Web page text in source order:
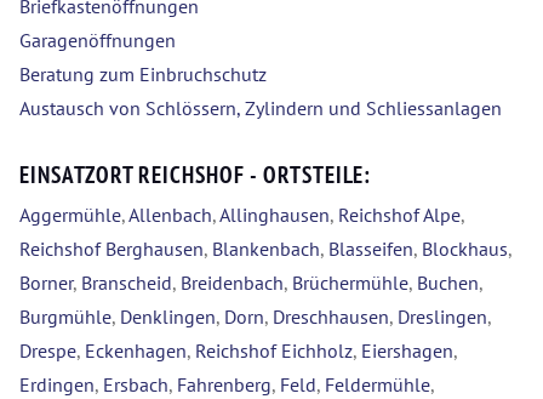
Briefkastenöffnungen
Garagenöffnungen
Beratung zum Einbruchschutz
Austausch von Schlössern, Zylindern und Schliessanlagen
EINSATZORT REICHSHOF - ORTSTEILE:
Aggermühle,Allenbach,Allinghausen, Reichshof Alpe,
Reichshof Berghausen, Blankenbach, Blasseifen, Blockhaus,
Borner, Branscheid, Breidenbach, Brüchermühle, Buchen,
Burgmühle, Denklingen, Dorn, Dreschhausen, Dreslingen,
Drespe, Eckenhagen, Reichshof Eichholz, Eiershagen,
Erdingen, Ersbach, Fahrenberg, Feld, Feldermühle,